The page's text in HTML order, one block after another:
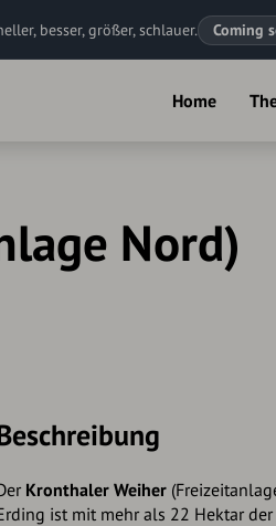
besser, größer, schlauer. Coming
Home
Nord)
Kronthaler Weiher
ist mit mehr als 22 Hektar